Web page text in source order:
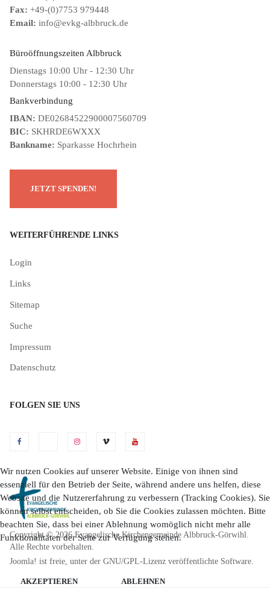
Fax: +49-(0)7753 979448
Email: info@evkg-albbruck.de
Büroöffnungszeiten Albbruck
Dienstags 10:00 Uhr - 12:30 Uhr
Donnerstags 10:00 - 12:30 Uhr
Bankverbindung
IBAN: DE02684522900007560709
BIC: SKHRDE6WXXX
Bankname: Sparkasse Hochrhein
WEITERFÜHRENDE LINKS
Login
Links
Sitemap
Suche
Impressum
Datenschutz
FOLGEN SIE UNS
Copyright © 2026 Evangelische Kirchengemeinde Albbruck-Görwihl.
Alle Rechte vorbehalten.
Joomla! ist freie, unter der GNU/GPL-Lizenz veröffentlichte Software.
Wir nutzen Cookies auf unserer Website. Einige von ihnen sind
essenziell für den Betrieb der Seite, während andere uns helfen, diese
Website und die Nutzererfahrung zu verbessern (Tracking Cookies). Sie
können selbst entscheiden, ob Sie die Cookies zulassen möchten. Bitte
beachten Sie, dass bei einer Ablehnung womöglich nicht mehr alle
Funktionalitäten der Seite zur Verfügung stehen.
AKZEPTIEREN ABLEHNEN